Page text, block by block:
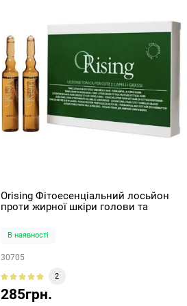
Orising Фітоесенціальний лосьйон
проти жирної шкіри голови та
В наявності
30705
2
285грн.